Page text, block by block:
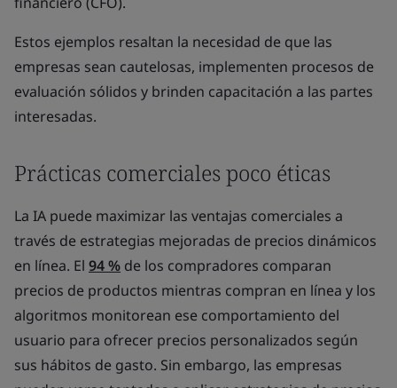
Estos ejemplos resaltan la necesidad de que las
empresas sean cautelosas, implementen procesos de
evaluación sólidos y brinden capacitación a las partes
interesadas.
Prácticas comerciales poco éticas
La IA puede maximizar las ventajas comerciales a
través de estrategias mejoradas de precios dinámicos
en línea. El 94 % de los compradores comparan
precios de productos mientras compran en línea y los
algoritmos monitorean ese comportamiento del
usuario para ofrecer precios personalizados según
sus hábitos de gasto. Sin embargo, las empresas